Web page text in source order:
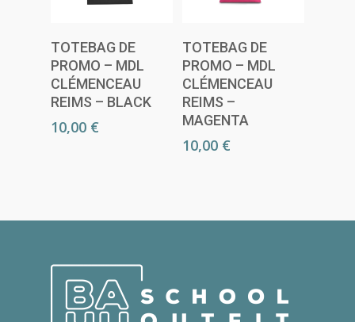
TOTEBAG DE
PROMO – MDL
CLÉMENCEAU
REIMS – BLACK
10,00 €
TOTEBAG DE
PROMO – MDL
CLÉMENCEAU
REIMS –
MAGENTA
10,00 €